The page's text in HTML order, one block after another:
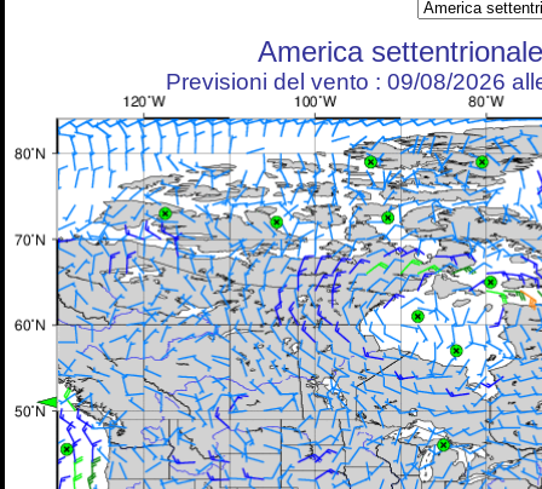
America settentrionale
Previsioni del vento : 09/08/2026